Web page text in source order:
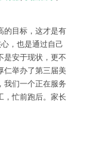
的目标，这才是有
，也是通过自己
是安于现状，更不
仁举办了第三届美
我们一个正在服务
，忙前跑后。家长